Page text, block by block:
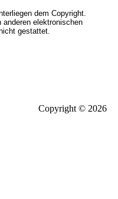
dem Copyright.
elektronischen
gestattet.
Copyright © 2026